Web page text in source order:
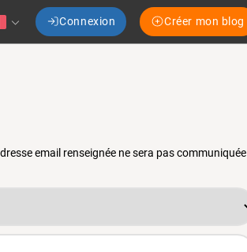
Connexion Créer mon blog
email renseignée ne sera pas communiquée